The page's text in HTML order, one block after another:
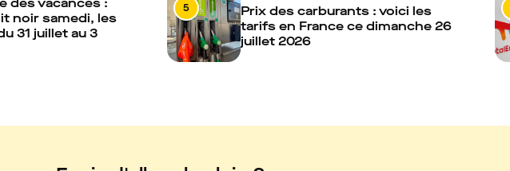
noir samedi, les
31 juillet au 3
5
Prix des carburants : voici les
tarifs en France ce dimanche 26
juillet 2026